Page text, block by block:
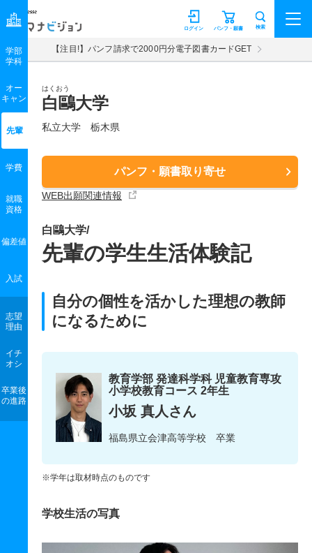
マナビジョン パンフ・願書
ログイン 検索
【注目!】パンフ請求で2000円分電子図書カードGET
はくおう
白鷗大学
私立大学 栃木県
パンフ・願書取り寄せ
WEB出願関連情報
学部
学科
オー
キャン
先輩
学費
就職
資格
偏差値
入試
志望
理由
イチ
オシ
卒業後
の進路
白鷗大学/
先輩の学生生活体験記
自分の個性を活かした理想の教師
になるために
教育学部 発達科学科 児童教育専攻
小学校教育コース 2年生
小坂 真人さん
福島県立会津高等学校 卒業
※学年は取材時点のものです
学校生活の写真